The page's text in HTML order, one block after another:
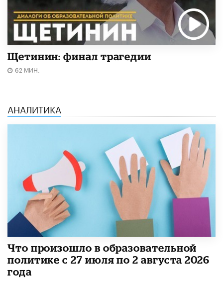
Щетинин: финал трагедии
62 МИН.
АНАЛИТИКА
​Что произошло в образовательной
политике с 27 июля по 2 августа 2026
года